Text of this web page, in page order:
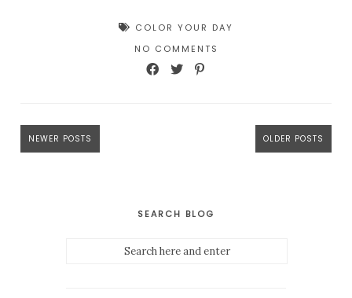
COLOR YOUR DAY
NO COMMENTS
NEWER POSTS OLDER POSTS
SEARCH BLOG